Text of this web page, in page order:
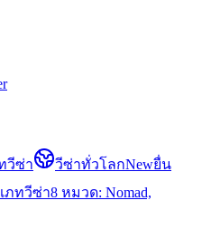
วีซ่า วีซ่าทั่วโลกNewยื่น
ภทวีซ่า8 หมวด: Nomad,